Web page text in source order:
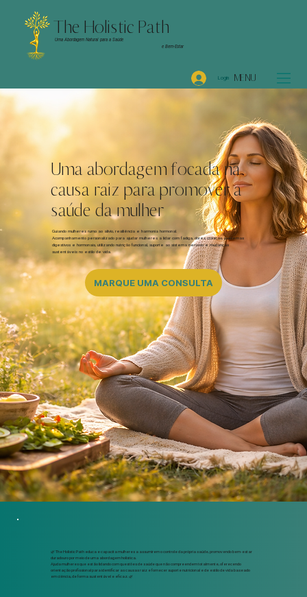
The Holistic Path
Uma Abordagem Natural para a Saúde
e Bem-Estar
MENU
Login
Uma abordagem focada na
causa raiz para promover a
saúde da mulher
Guiando mulheres rumo ao alívio, resiliência e harmonia hormonal.
Acompanhamento personalizado para ajudar mulheres a lidar com fadiga, dores crônicas, problemas
digestivos e hormonais, utilizando nutrição funcional, suporte ao sistema nervoso e mudanças
sustentáveis no estilo de vida.
MARQUE UMA CONSULTA
🌿 The Holistic Path educa e capacita mulheres a assumirem o controle da própria saúde, promovendo bem-estar
duradouro por meio de uma abordagem holística.
Ajuda mulheres que estão lidando com questões de saúde que não compreendem totalmente, oferecendo
orientação profissional para identificar as causas raiz e fornecer suporte nutricional e de estilo de vida baseado
em ciência, de forma sustentável e eficaz.🌿